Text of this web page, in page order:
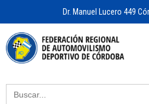
Dr. Manuel Lucero 449
Search
for: